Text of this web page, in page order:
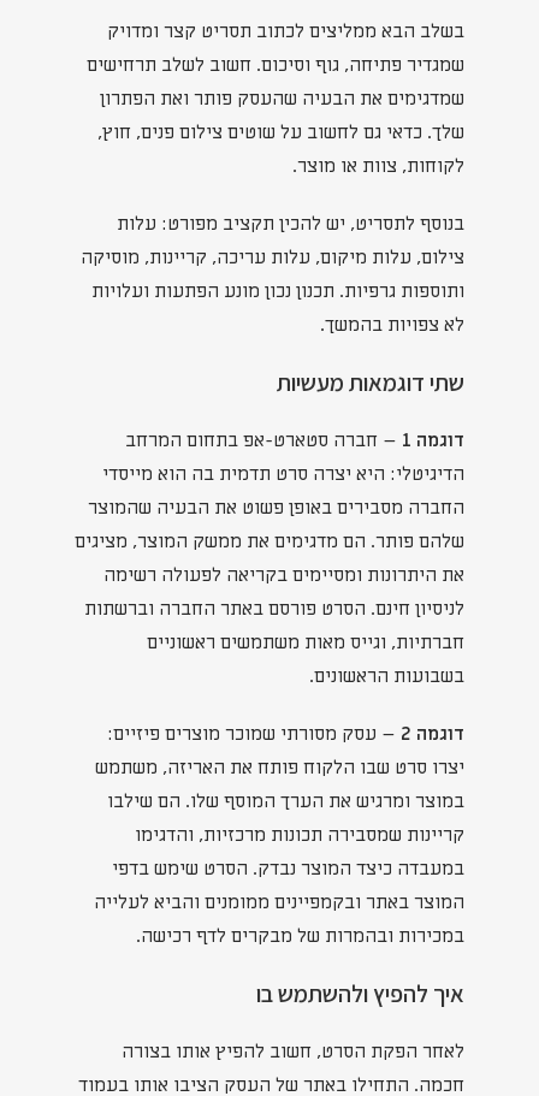
בשלב הבא ממליצים לכתוב תסריט קצר ומדויק
שמגדיר פתיחה, גוף וסיכום. חשוב לשלב תרחישים
שמדגימים את הבעיה שהעסק פותר ואת הפתרון
שלך. כדאי גם לחשוב על שוטים צילום פנים, חוץ,
לקוחות, צוות או מוצר.
בנוסף לתסריט, יש להכין תקציב מפורט: עלות
צילום, עלות מיקום, עלות עריכה, קריינות, מוסיקה
ותוספות גרפיות. תכנון נכון מונע הפתעות ועלויות
לא צפויות בהמשך.
שתי דוגמאות מעשיות
דוגמה 1
– חברה סטארט-אפ בתחום המרחב
הדיגיטלי: היא יצרה סרט תדמית בה הוא מייסדי
החברה מסבירים באופן פשוט את הבעיה שהמוצר
שלהם פותר. הם מדגימים את ממשק המוצר, מציגים
את היתרונות ומסיימים בקריאה לפעולה רשימה
לניסיון חינם. הסרט פורסם באתר החברה וברשתות
חברתיות, וגייס מאות משתמשים ראשוניים
בשבועות הראשונים.
דוגמה 2
– עסק מסורתי שמוכר מוצרים פיזיים:
יצרו סרט שבו הלקוח פותח את האריזה, משתמש
במוצר ומרגיש את הערך המוסף שלו. הם שילבו
קריינות שמסבירה תכונות מרכזיות, והדגימו
במעבדה כיצד המוצר נבדק. הסרט שימש בדפי
המוצר באתר ובקמפיינים ממומנים והביא לעלייה
במכירות ובהמרות של מבקרים לדף רכישה.
איך להפיץ ולהשתמש בו
לאחר הפקת הסרט, חשוב להפיץ אותו בצורה
חכמה. התחילו באתר של העסק הציבו אותו בעמוד